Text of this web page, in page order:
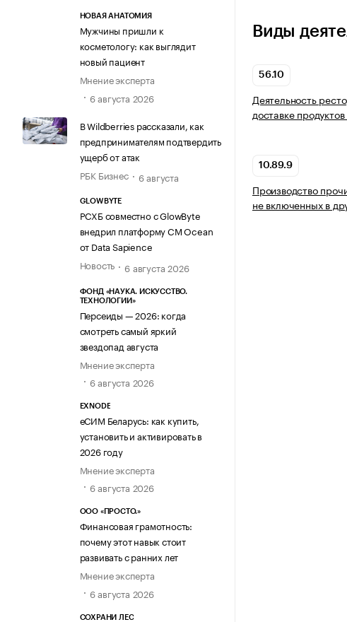
НОВАЯ АНАТОМИЯ
Мужчины пришли к
косметологу: как выглядит
новый пациент
Мнение эксперта
6 августа 2026
В Wildberries рассказали, как
предпринимателям подтвердить
ущерб от атак
РБК Бизнес
6 августа
GLOWBYTE
РСХБ совместно с GlowByte
внедрил платформу CM Ocean
от Data Sapience
Новость
6 августа 2026
ФОНД «НАУКА. ИСКУССТВО.
ТЕХНОЛОГИИ»
Персеиды — 2026: когда
смотреть самый яркий
звездопад августа
Мнение эксперта
6 августа 2026
EXNODE
еСИМ Беларусь: как купить,
установить и активировать в
2026 году
Мнение эксперта
6 августа 2026
ООО «ПРОСТО.»
Финансовая грамотность:
почему этот навык стоит
развивать с ранних лет
Мнение эксперта
6 августа 2026
СОХРАНИ ЛЕС
Виды
56.10
Деятельность
доставке
10.89.9
Производство
не включенных в